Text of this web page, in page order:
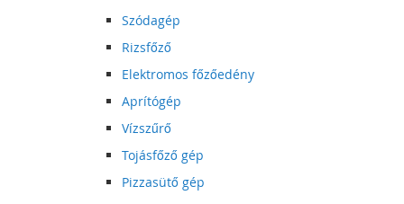
Szódagép
Rizsfőző
Elektromos főzőedény
Aprítógép
Vízszűrő
Tojásfőző gép
Pizzasütő gép